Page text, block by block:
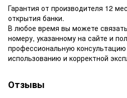
Гарантия от производителя 12
открытия банки.
В любое время вы можете
номеру, указанному на сайте и
профессиональную
использованию и корректной
Отзывы